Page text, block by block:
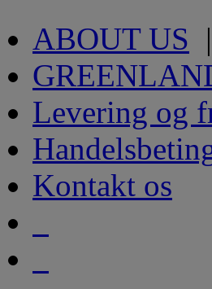
ABOUT US |
Levering og
Kontakt os